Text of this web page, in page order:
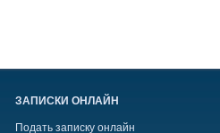
ЗАПИСКИ ОНЛАЙН
Подать записку онлайн